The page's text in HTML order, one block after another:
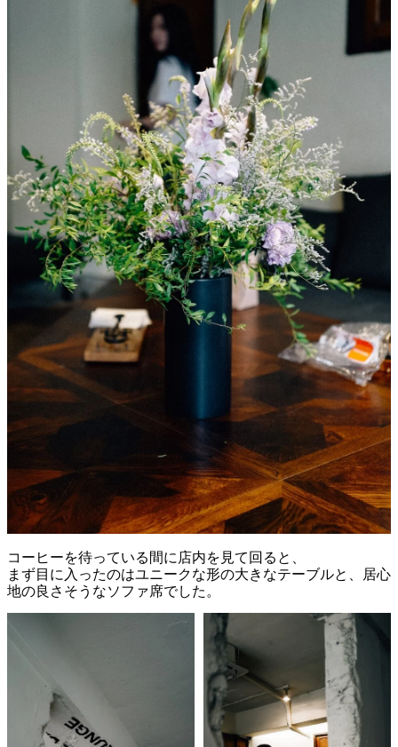
コーヒーを待っている間に 店内を 見て回る と、
まず目 に 入 ったのはユニークな形の大きなテーブルと、
居心
地の良さ そう なソファ席でした。